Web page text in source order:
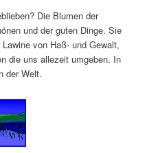
Die Blumen der
und der guten Dinge. Sie
von Haß- und Gewalt,
die uns allezeit umgeben. In
der Welt.